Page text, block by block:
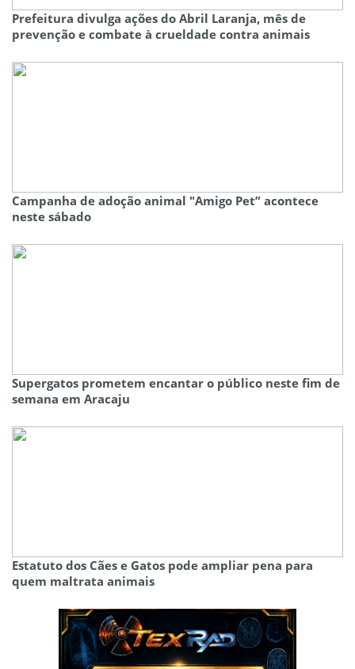
Prefeitura divulga ações do Abril Laranja, mês de
prevenção e combate à crueldade contra animais
Campanha de adoção animal "Amigo Pet” acontece
neste sábado
Supergatos prometem encantar o público neste fim de
semana em Aracaju
Estatuto dos Cães e Gatos pode ampliar pena para
quem maltrata animais